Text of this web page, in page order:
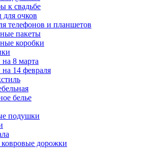
к свадьбе
очков
телефонов и планшетов
пакеты
коробки
8 марта
14 февраля
белье
подушки
дорожки